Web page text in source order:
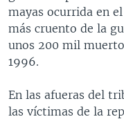
mayas ocurrida en
más cruento de la
unos 200 mil
1996.
En las afueras del
las víctimas de la